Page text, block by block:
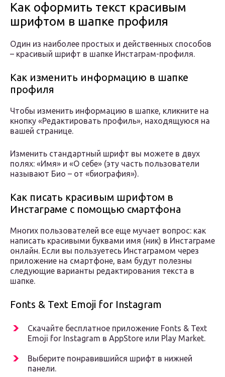
Как оформить текст красивым
шрифтом в шапке профиля
Один из наиболее простых и действенных способов
– красивый шрифт в шапке Инстаграм-профиля.
Как изменить информацию в шапке
профиля
Чтобы изменить информацию в шапке, кликните на
кнопку «Редактировать профиль», находящуюся на
вашей странице.
Изменить стандартный шрифт вы можете в двух
полях: «Имя» и «О себе» (эту часть пользователи
называют Био – от «биография»).
Как писать красивым шрифтом в
Инстаграме с помощью смартфона
Многих пользователей все еще мучает вопрос: как
написать красивыми буквами имя (ник) в Инстаграме
онлайн. Если вы пользуетесь Инстаграмом через
приложение на смартфоне, вам будут полезны
следующие варианты редактирования текста в
шапке.
Fonts & Text Emoji for Instagram
Скачайте бесплатное приложение Fonts & Text
Emoji for Instagram в AppStore или Play Market.
Выберите понравившийся шрифт в нижней
панели.